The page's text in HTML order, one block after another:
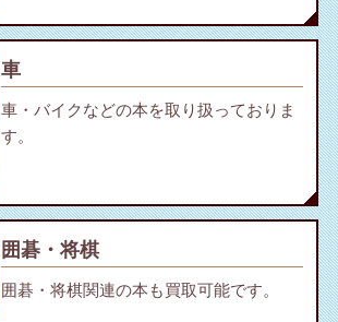
車
車・バイクなどの本を取り扱っておりま
す。
囲碁・将棋
囲碁・将棋関連の本も買取可能です。